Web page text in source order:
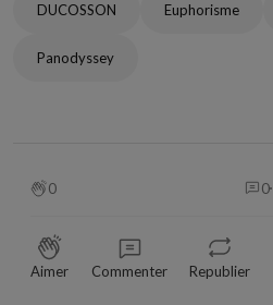
DUCOSSON Euphorisme
Panodyssey
0 0
Aimer Commenter Republier